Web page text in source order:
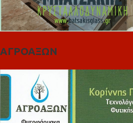
ΑΓΡΟΑΞΩΝ